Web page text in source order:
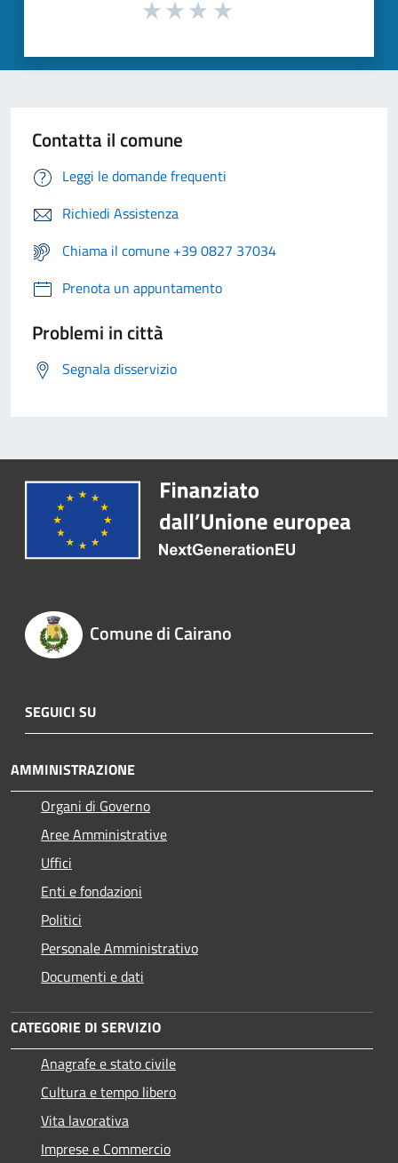
Contatta il comune
Leggi le domande frequenti
Richiedi Assistenza
Chiama il comune +39 0827 37034
Prenota un appuntamento
Problemi in città
Segnala disservizio
Comune di Cairano
SEGUICI SU
AMMINISTRAZIONE
Organi di Governo
Aree Amministrative
Uffici
Enti e fondazioni
Politici
Personale Amministrativo
Documenti e dati
CATEGORIE DI SERVIZIO
Anagrafe e stato civile
Cultura e tempo libero
Vita lavorativa
Imprese e Commercio